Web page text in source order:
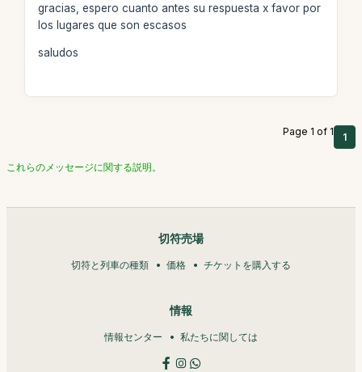
gracias, espero cuanto antes su respuesta x favor por
los lugares que son escasos
saludos
Page 1 of 1 1
これらのメッセージに関する説明。
切符売場
切符と列車の種類 価格 チケットを購入する
情報
情報センター 私たちに関しては